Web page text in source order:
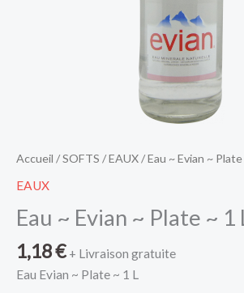
Accueil /SOFTS /EAUX/ Eau ~ Evian ~ Plate
EAUX
Eau ~ Evian ~ Plate ~ 1
1,18€ + Livraison gratuite
Eau Evian ~ Plate ~ 1 L